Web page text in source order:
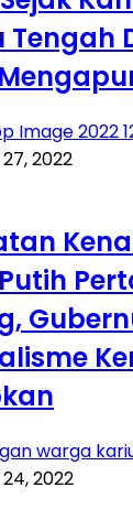
Tengah
2022
2022